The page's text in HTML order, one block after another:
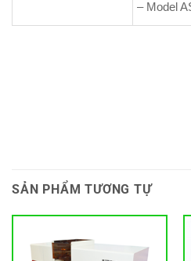
– Model
SẢN PHẨM TƯƠNG TỰ